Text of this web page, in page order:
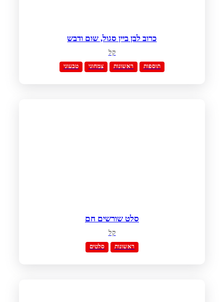
כרוב לבן ביין סגול, שום ודבש
קל
טבעוני צמחוני ראשונות תוספות
סלט שורשים חם
קל
סלטים ראשונות